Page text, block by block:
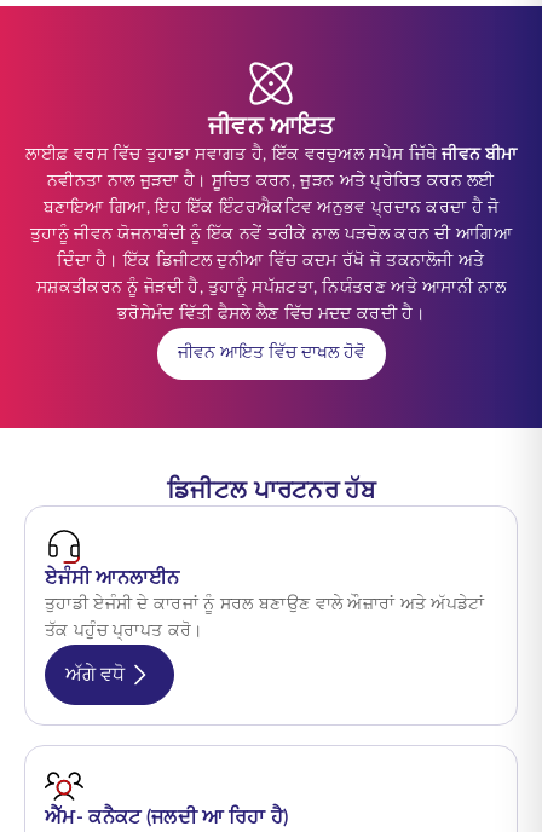
ਜੀਵਨ ਆਇਤ
ਲਾਈਫ਼ ਵਰਸ ਵਿੱਚ ਤੁਹਾਡਾ ਸਵਾਗਤ ਹੈ, ਇੱਕ ਵਰਚੁਅਲ ਸਪੇਸ ਜਿੱਥੇਜੀਵਨ ਬੀਮਾ
ਨਵੀਨਤਾ ਨਾਲ ਜੁੜਦਾ ਹੈ। ਸੂਚਿਤ ਕਰਨ, ਜੁੜਨ ਅਤੇ ਪ੍ਰੇਰਿਤ ਕਰਨ ਲਈ
ਬਣਾਇਆ ਗਿਆ, ਇਹ ਇੱਕ ਇੰਟਰਐਕਟਿਵ ਅਨੁਭਵ ਪ੍ਰਦਾਨ ਕਰਦਾ ਹੈ ਜੋ
ਤੁਹਾਨੂੰ ਜੀਵਨ ਯੋਜਨਾਬੰਦੀ ਨੂੰ ਇੱਕ ਨਵੇਂ ਤਰੀਕੇ ਨਾਲ ਪੜਚੋਲ ਕਰਨ ਦੀ ਆਗਿਆ
ਦਿੰਦਾ ਹੈ। ਇੱਕ ਡਿਜੀਟਲ ਦੁਨੀਆ ਵਿੱਚ ਕਦਮ ਰੱਖੋ ਜੋ ਤਕਨਾਲੋਜੀ ਅਤੇ
ਸਸ਼ਕਤੀਕਰਨ ਨੂੰ ਜੋੜਦੀ ਹੈ, ਤੁਹਾਨੂੰ ਸਪੱਸ਼ਟਤਾ, ਨਿਯੰਤਰਣ ਅਤੇ ਆਸਾਨੀ ਨਾਲ
ਭਰੋਸੇਮੰਦ ਵਿੱਤੀ ਫੈਸਲੇ ਲੈਣ ਵਿੱਚ ਮਦਦ ਕਰਦੀ ਹੈ।
ਜੀਵਨ ਆਇਤ ਵਿੱਚ ਦਾਖਲ ਹੋਵੋ
ਡਿਜੀਟਲ ਪਾਰਟਨਰ ਹੱਬ
ਏਜੰਸੀ ਆਨਲਾਈਨ
ਤੁਹਾਡੀ ਏਜੰਸੀ ਦੇ ਕਾਰਜਾਂ ਨੂੰ ਸਰਲ ਬਣਾਉਣ ਵਾਲੇ ਔਜ਼ਾਰਾਂ ਅਤੇ ਅੱਪਡੇਟਾਂ
ਤੱਕ ਪਹੁੰਚ ਪ੍ਰਾਪਤ ਕਰੋ।
ਅੱਗੇ ਵਧੋ
ਐੱਮ- ਕਨੈਕਟ (ਜਲਦੀ ਆ ਰਿਹਾ ਹੈ)